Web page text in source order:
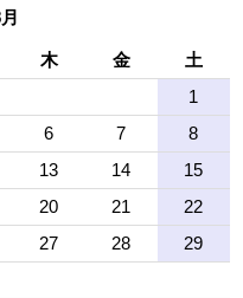
木 金
土
1
6 7
8
13 14
15
20 21
22
27 28
29